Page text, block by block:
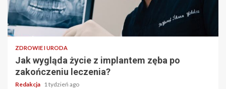
ZDROWIE I URODA
Jak wygląda życie z implantem zęba po
zakończeniu leczenia?
Redakcja 1 tydzień ago